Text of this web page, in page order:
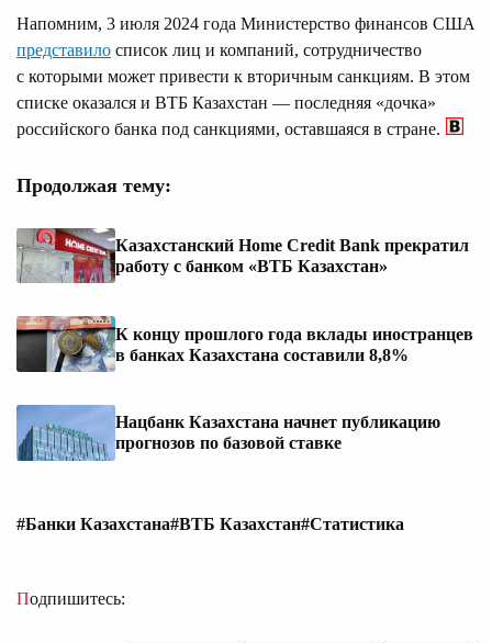
Напомним, 3 июля 2024 года Министерство финансов США
представило список лиц и компаний, сотрудничество
с которыми может привести к вторичным санкциям. В этом
списке оказался и ВТБ Казахстан — последняя «дочка»
российского банка под санкциями, оставшаяся в стране.
Продолжая тему:
Казахстанский Home Credit Bank прекратил
работу с банком «ВТБ Казахстан»
К концу прошлого года вклады иностранцев
в банках Казахстана составили 8,8%
Нацбанк Казахстана начнет публикацию
прогнозов по базовой ставке
#Банки Казахстана#ВТБ Казахстан#Статистика
Подпишитесь: